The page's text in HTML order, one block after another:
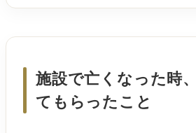
施設で亡くなった時
てもらったこと